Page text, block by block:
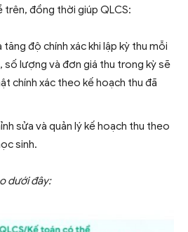
trên, đồng thời giúp QLCS:
độ chính xác khi lập kỳ thu mỗi
số lượng và đơn giá thu trong kỳ sẽ
chính xác theo kế hoạch thu đã
sửa và quản lý kế hoạch thu theo
sinh.
dưới đây: